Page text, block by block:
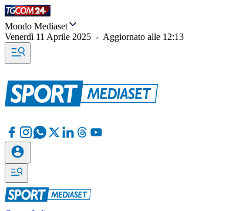
Mondo Mediaset
Venerdì 11 Aprile 2025 - Aggiornato alle 12:13